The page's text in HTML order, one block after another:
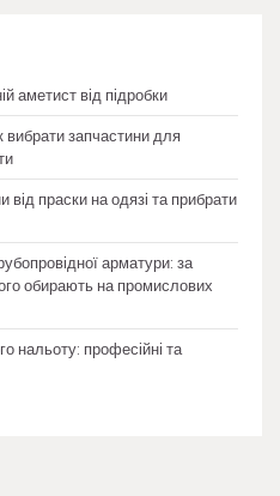
аметист від підробки
вибрати запчастини для
від праски на одязі та прибрати
арматури: за
обирають на промислових
нальоту: професійні та